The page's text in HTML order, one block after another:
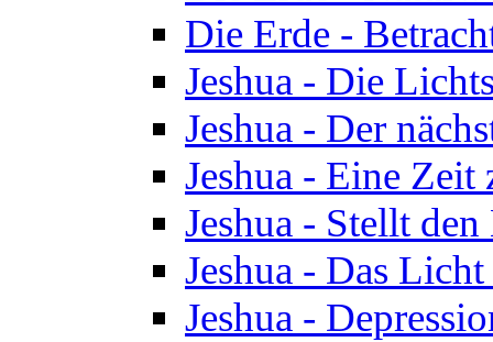
Die Erde -
Jeshua - Die
Jeshua - Der
Jeshua - Eine Zeit
Jeshua - Stellt
Jeshua - Das
Jeshua -